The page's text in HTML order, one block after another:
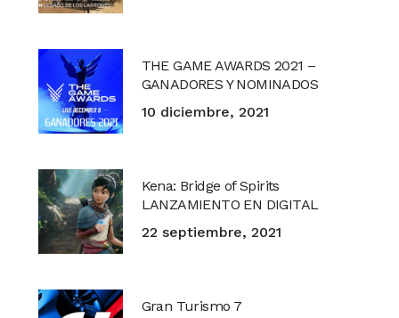
THE GAME AWARDS 2021 –
GANADORES Y NOMINADOS
10 diciembre, 2021
Kena: Bridge of Spirits
LANZAMIENTO EN DIGITAL
22 septiembre, 2021
Gran Turismo 7